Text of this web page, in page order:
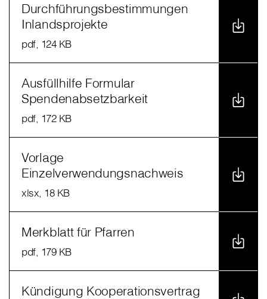
Durchführungsbestimmungen
Inlandsprojekte
pdf, 124 KB
Ausfüllhilfe Formular
Spendenabsetzbarkeit
pdf, 172 KB
Vorlage
Einzelverwendungsnachweis
xlsx , 18 KB
Merkblatt für Pfarren
pdf, 179 KB
Kündigung Kooperationsvertrag